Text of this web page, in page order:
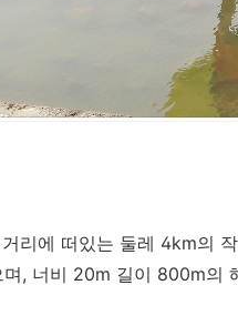
거리에 떠있는 둘레 4km의
, 너비 20m 길이 800m의